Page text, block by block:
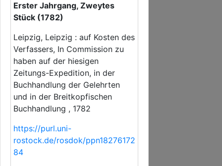
Erster Jahrgang, Zweytes
Stück (1782)
Leipzig, Leipzig : auf Kosten des
Verfassers, In Commission zu
haben auf der hiesigen
Zeitungs-Expedition, in der
Buchhandlung der Gelehrten
und in der Breitkopfischen
Buchhandlung , 1782
https://purl.uni-
rostock.de/rosdok/ppn18276172
84